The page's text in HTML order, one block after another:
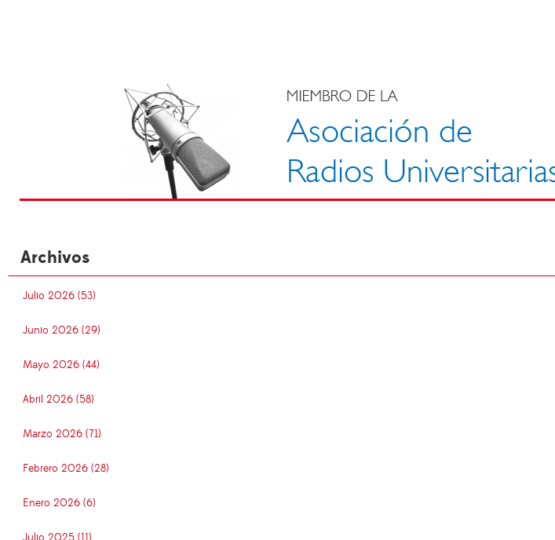
Archivos
Julio 2026 (53)
Junio 2026 (29)
Mayo 2026 (44)
Abril 2026 (58)
Marzo 2026 (71)
Febrero 2026 (28)
Enero 2026 (6)